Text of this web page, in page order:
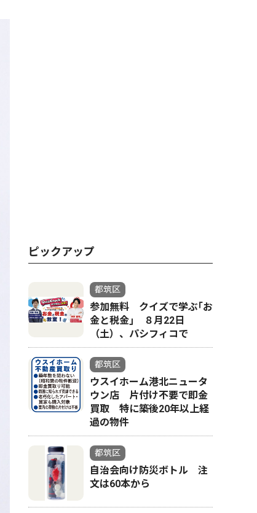
ピックアップ
都筑区
参加無料 クイズで学ぶ｢お
金と税金｣ ８月22日
（土）、パシフィコで
都筑区
ウスイホーム港北ニュータ
ウン店 片付け不要で即金
買取 特に築後20年以上経
過の物件
都筑区
自治会向け防災ボトル 注
文は60本から